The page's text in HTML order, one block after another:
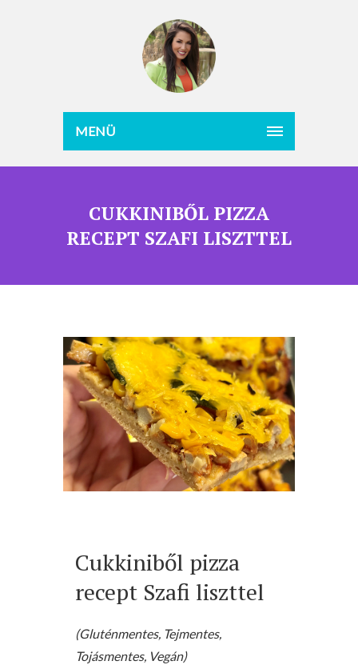
MENÜ
CUKKINIBŐL PIZZA
RECEPT SZAFI LISZTTEL
Cukkiniből pizza
recept Szafi liszttel
(Gluténmentes, Tejmentes,
Tojásmentes, Vegán)